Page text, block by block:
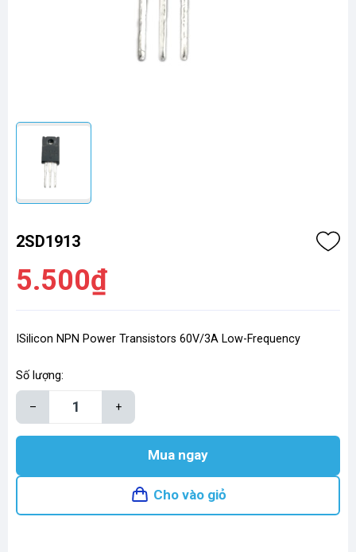
2SD1913
5.500₫
ISilicon NPN Power Transistors 60V/3A Low-Frequency
Số lượng:
– +
Mua ngay
Cho vào giỏ